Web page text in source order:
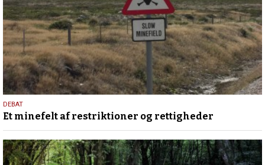
25.
november
2021
DEBAT
Et minefelt af restriktioner og rettigheder